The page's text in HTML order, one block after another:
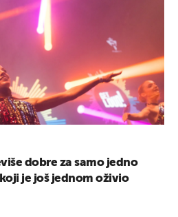
dobre za samo jedno
je još jednom oživio